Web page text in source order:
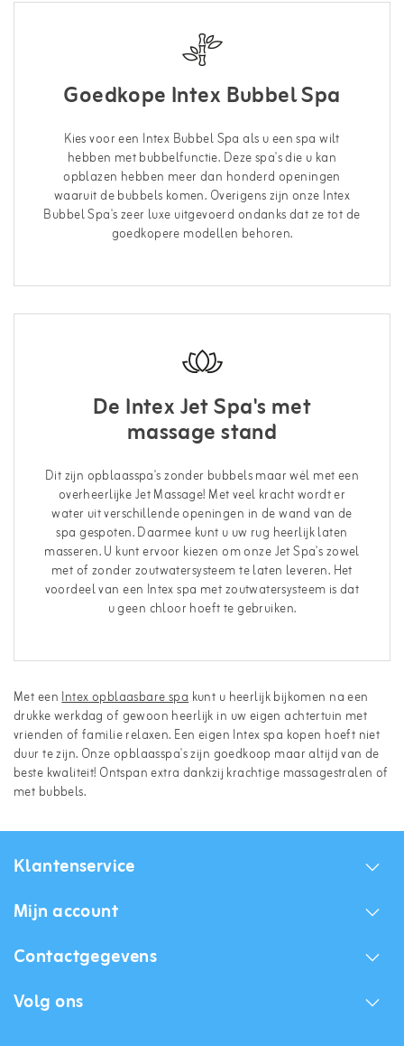
Goedkope Intex Bubbel Spa
Kies voor een Intex Bubbel Spa als u een spa wilt
hebben met bubbelfunctie. Deze spa's die u kan
opblazen hebben meer dan honderd openingen
waaruit de bubbels komen. Overigens zijn onze Intex
Bubbel Spa's zeer luxe uitgevoerd ondanks dat ze tot de
goedkopere modellen behoren.
De Intex Jet Spa's met
massage stand
Dit zijn opblaasspa's zonder bubbels maar wél met een
overheerlijke Jet Massage! Met veel kracht wordt er
water uit verschillende openingen in de wand van de
spa gespoten. Daarmee kunt u uw rug heerlijk laten
masseren. U kunt ervoor kiezen om onze Jet Spa's zowel
met of zonder zoutwatersysteem te laten leveren. Het
voordeel van een Intex spa met zoutwatersysteem is dat
u geen chloor hoeft te gebruiken.
Met eenIntex opblaasbare spakunt u heerlijk bijkomen na een
drukke werkdag of gewoon heerlijk in uw eigen achtertuin met
vrienden of familie relaxen. Een eigen Intex spa kopen hoeft niet
duur te zijn. Onze opblaasspa's zijn goedkoop maar altijd van de
beste kwaliteit! Ontspan extra dankzij krachtige massagestralen of
met bubbels.
Klantenservice
Mijn account
Contactgegevens
Volg ons